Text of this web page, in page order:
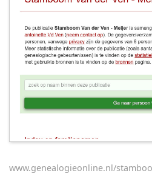
www.genealogieonline.nl/